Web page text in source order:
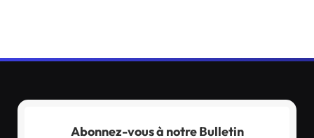
Abonnez-vous à notre Bulletin